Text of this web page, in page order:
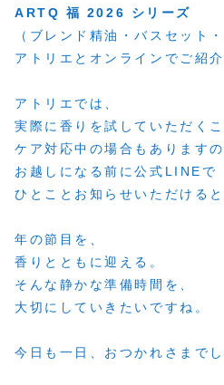
ARTQ 福 2026 シリーズ
（ブレンド精油・バスセット
アトリエとオンラインでご紹
アトリエでは、
実際に香りを試していただく
ケア対応中の場合もありますの
お越しになる前に公式LINEで
ひとことお知らせいただける
年の節目を、
香りとともに迎える。
そんな静かな準備時間を、
大切にしていきたいですね。
今日も一日、おつかれさまで